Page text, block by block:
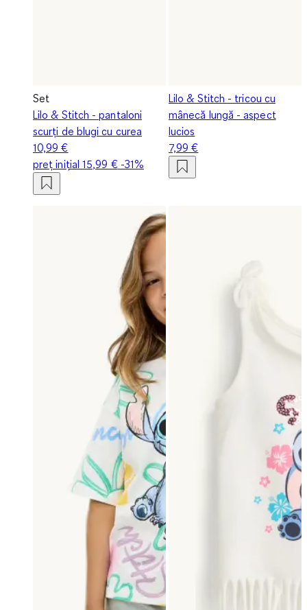
Set
Lilo & Stitch - pantaloni
scurți de blugi cu curea
10,99 €
preț inițial15,99 €-31%
Lilo & Stitch - tricou cu
mânecă lungă - aspect
lucios
7,99 €